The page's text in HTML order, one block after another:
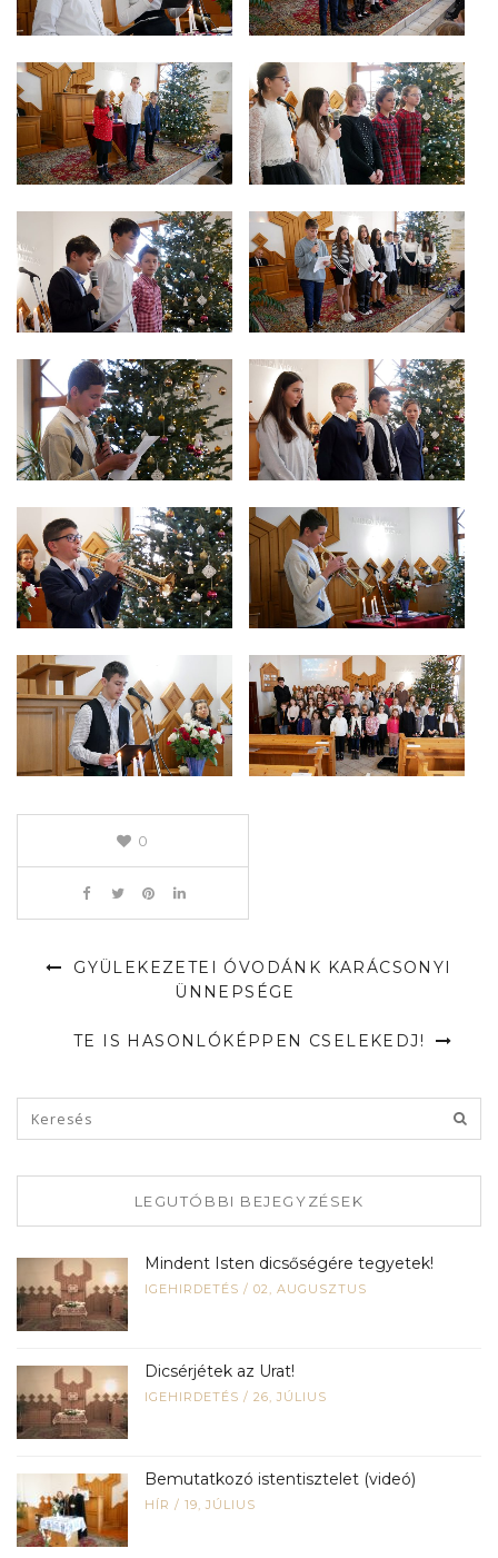
0
GYÜLEKEZETEI ÓVODÁNK KARÁCSONYI
ÜNNEPSÉGE
TE IS HASONLÓKÉPPEN CSELEKEDJ!
LEGUTÓBBI BEJEGYZÉSEK
Mindent Isten dicsőségére tegyetek!
IGEHIRDETÉS / 02, AUGUSZTUS
Dicsérjétek az Urat!
IGEHIRDETÉS / 26, JÚLIUS
Bemutatkozó istentisztelet (videó)
HÍR / 19, JÚLIUS